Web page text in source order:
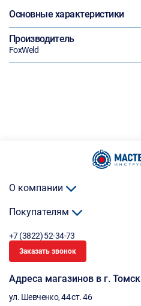
Основные характеристики
Производитель
FoxWeld
О компании
Покупателям
+7 (3822) 52-34-73
Заказать звонок
Адреса магазинов в г. Томск
ул. Шевченко, 44 ст. 46